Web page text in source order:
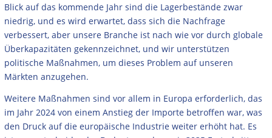
Blick auf das kommende Jahr sind die Lagerbestände zwar
niedrig, und es wird erwartet, dass sich die Nachfrage
verbessert, aber unsere Branche ist nach wie vor durch globale
Überkapazitäten gekennzeichnet, und wir unterstützen
politische Maßnahmen, um dieses Problem auf unseren
Märkten anzugehen.
Weitere Maßnahmen sind vor allem in Europa erforderlich, das
im Jahr 2024 von einem Anstieg der Importe betroffen war, was
den Druck auf die europäische Industrie weiter erhöht hat. Es